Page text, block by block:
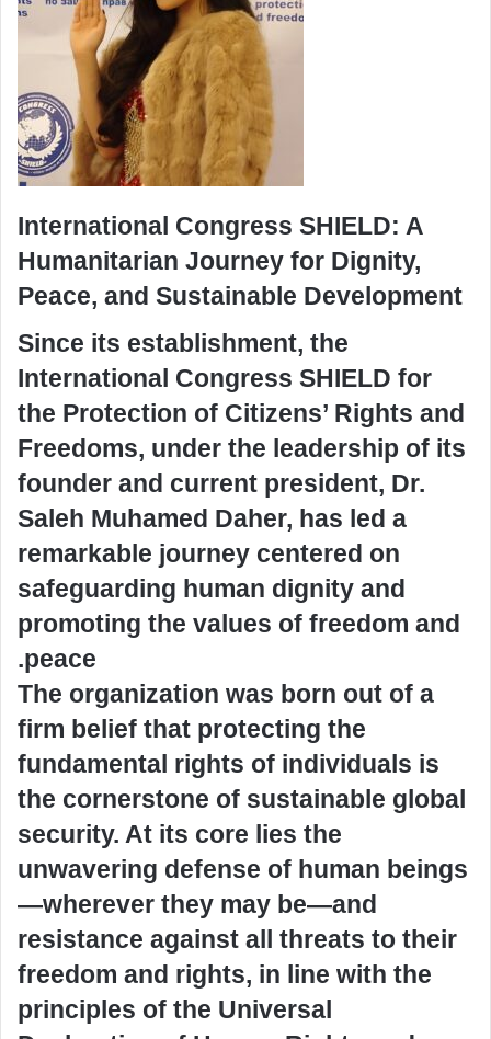
International Congress SHIELD: A
Humanitarian Journey for Dignity,
Peace, and Sustainable Development
Since its establishment, the
International Congress SHIELD for
the Protection of Citizens’ Rights and
Freedoms, under the leadership of its
founder and current president, Dr.
Saleh Muhamed Daher, has led a
remarkable journey centered on
safeguarding human dignity and
promoting the values of freedom and
peace.
The organization was born out of a
firm belief that protecting the
fundamental rights of individuals is
the cornerstone of sustainable global
security. At its core lies the
unwavering defense of human beings
—wherever they may be—and
resistance against all threats to their
freedom and rights, in line with the
principles of the Universal